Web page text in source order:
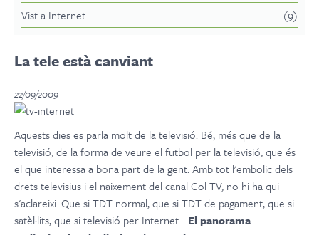
Vist a Internet
(9)
La tele està canviant
22/09/2009
Aquests dies es parla molt de la televisió. Bé, més que de la
televisió, de la forma de veure el futbol per la televisió, que és
el que interessa a bona part de la gent. Amb tot l'embolic dels
drets televisius i el naixement del canal Gol TV, no hi ha qui
s'aclareixi. Que si TDT normal, que si TDT de pagament, que si
satèl·lits, que si televisió per Internet... El panorama